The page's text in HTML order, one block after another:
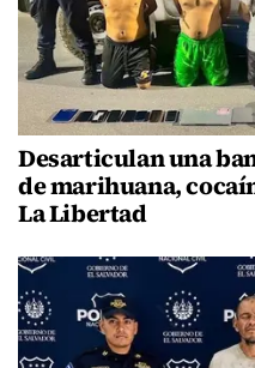
Desarticulan una
de marihuana,
La Libertad